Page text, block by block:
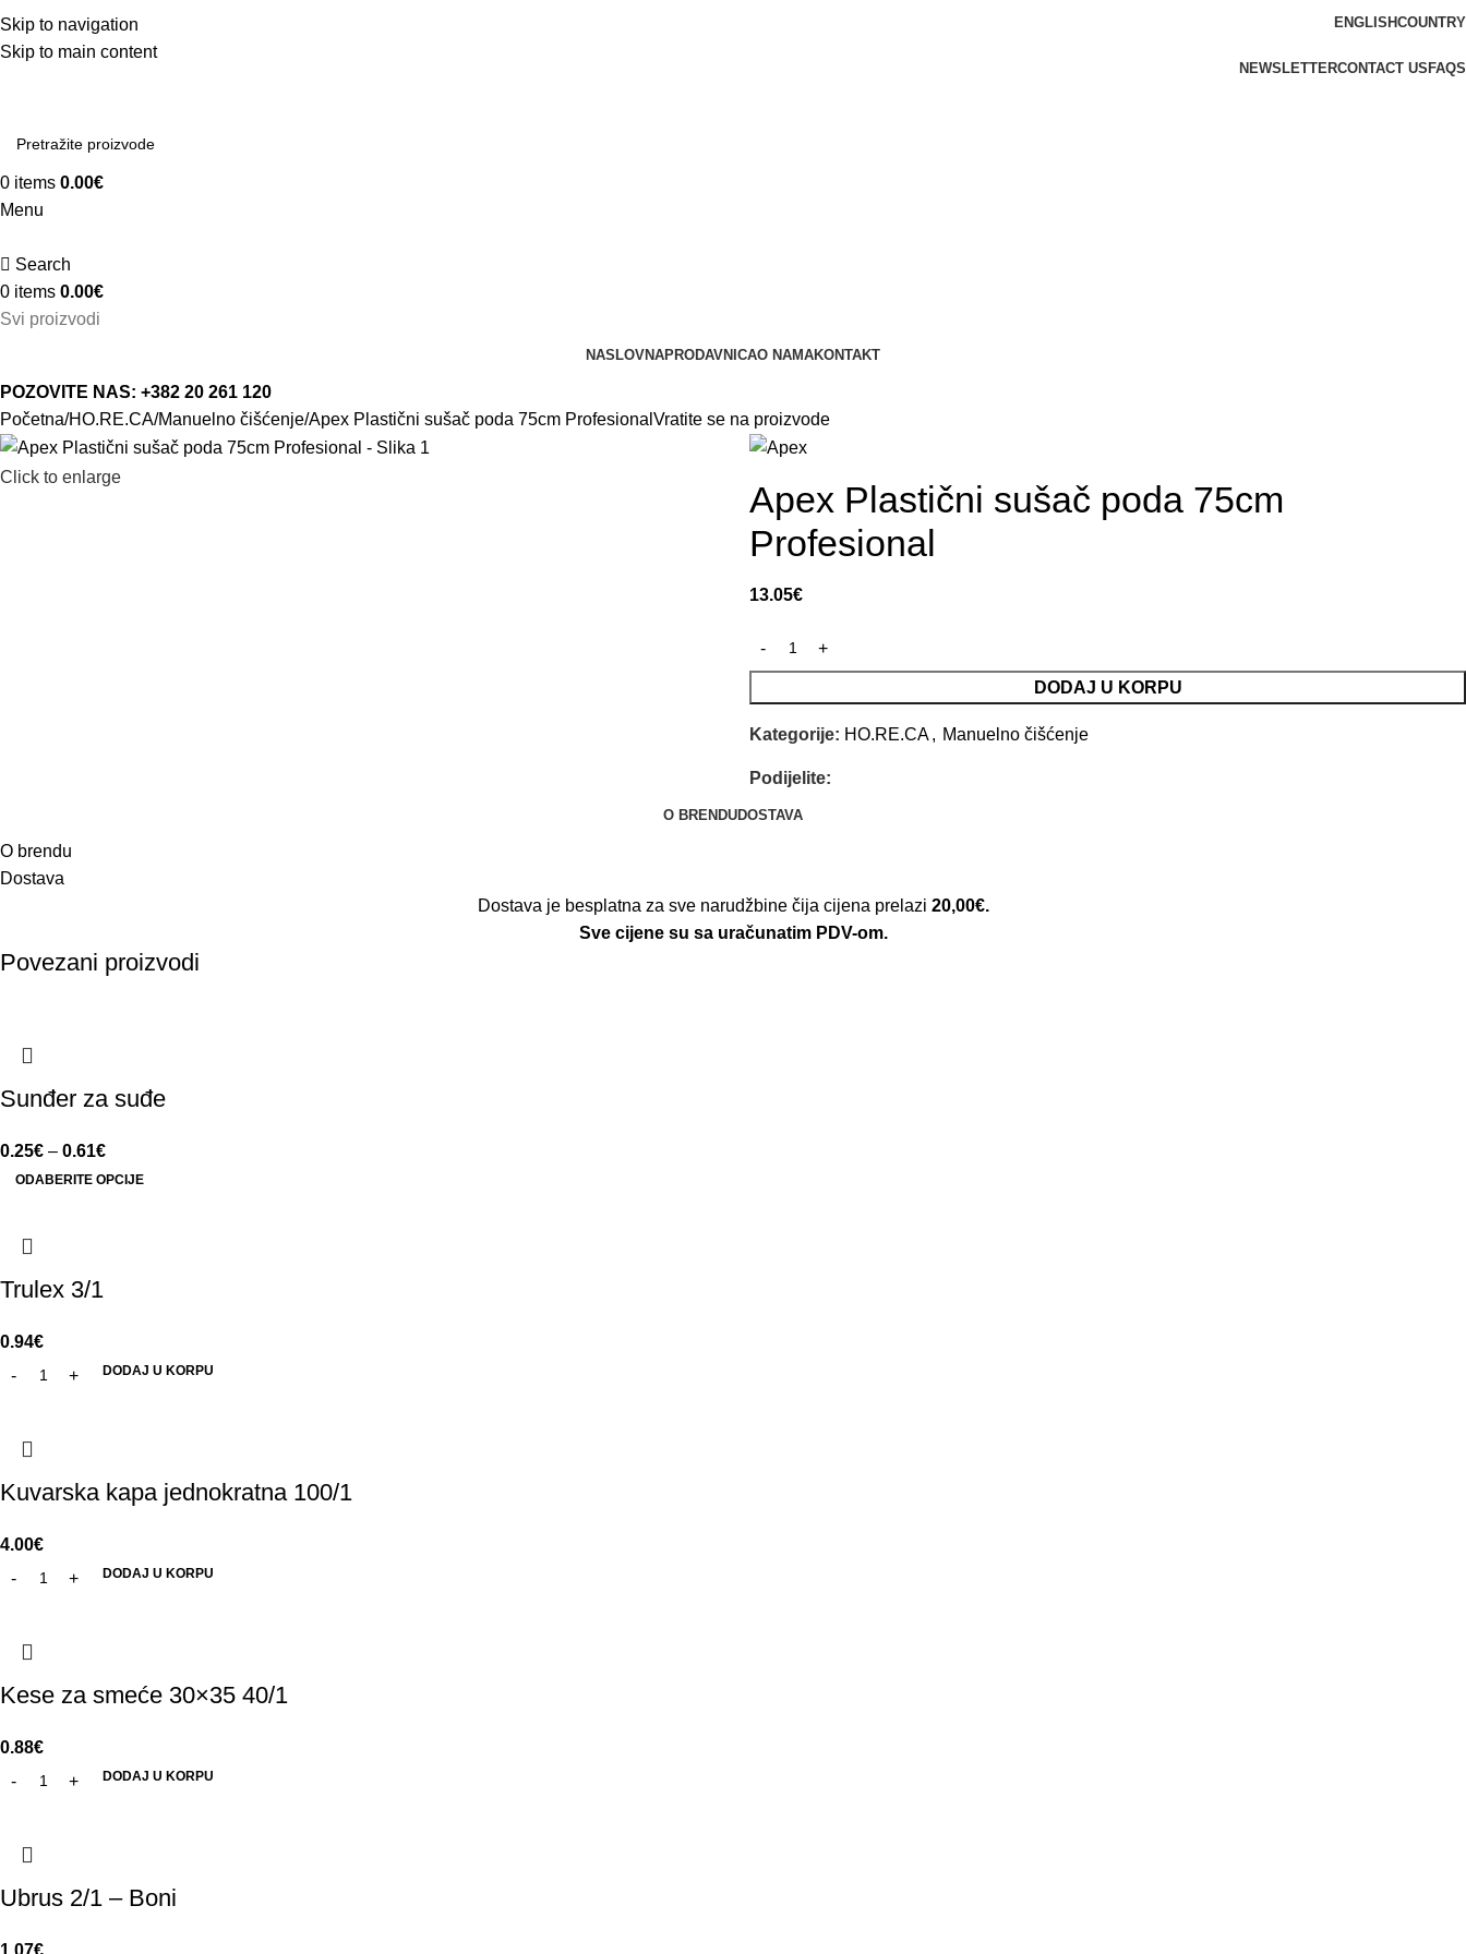
Skip to navigation
Skip to main content
ENGLISHCOUNTRY
NEWSLETTERCONTACT US FAQS
0 items 0.00€
Menu
Search
0 items 0.00€
Svi proizvodi
NASLOVNAPRODAVNICAO NAMAKONTAKT
POZOVITE NAS: +382 20 261 120
Početna HO.RE.CA Manuelno čišćenje Apex Plastični sušač poda 75cm Profesional Vratite se na proizvode
Click to enlarge
Apex Plastični sušač poda 75cm
Profesional
13.05€
DODAJ U KORPU
Kategorije: HO.RE.CA, Manuelno čišćenje
Podijelite:
O BRENDUDOSTAVA
O brendu
Dostava
Dostava je besplatna za sve narudžbine čija cijena prelazi 20,00€.
Sve cijene su sa uračunatim PDV-om.
Povezani proizvodi
Sunđer za suđe
0.25€ – 0.61€
ODABERITE OPCIJE
Trulex 3/1
0.94€
DODAJ U KORPU
Kuvarska kapa jednokratna 100/1
4.00€
DODAJ U KORPU
Kese za smeće 30×35 40/1
0.88€
DODAJ U KORPU
Ubrus 2/1 – Boni